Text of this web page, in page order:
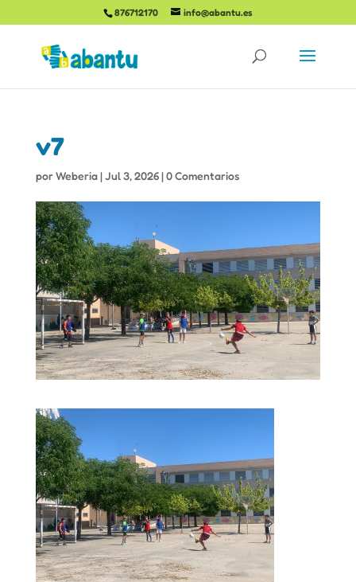
876712170 info@abantu.es
v7
porWeberia|Jul 3, 2026|0 Comentarios